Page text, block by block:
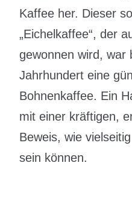
Kaffee her. Dieser
„Eichelkaffee“, der
gewonnen wird, war
Jahrhundert eine
Bohnenkaffee. Ein
mit einer kräftigen,
Beweis, wie
sein können.